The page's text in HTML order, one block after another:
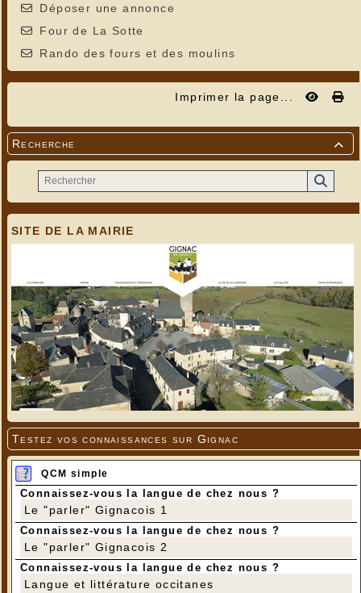
Déposer une annonce
Four de La Sotte
Rando des fours et des moulins
Imprimer la page...

Recherche
SITE DE LA MAIRIE
Testez vos connaissances sur Gignac
QCM simple
Connaissez-vous la langue de chez nous ?
Le "parler" Gignacois 1
Connaissez-vous la langue de chez nous ?
Le "parler" Gignacois 2
Connaissez-vous la langue de chez nous ?
Langue et littérature occitanes